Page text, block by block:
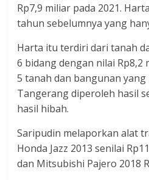
Rp7,9 miliar pada 2021.
tahun sebelumnya yang
Harta itu terdiri dari tanah
6 bidang dengan nilai Rp8,2
5 tanah dan bangunan yang
Tangerang diperoleh hasil
hasil hibah.
Saripudin melaporkan alat
Honda Jazz 2013 senilai
dan Mitsubishi Pajero 2018